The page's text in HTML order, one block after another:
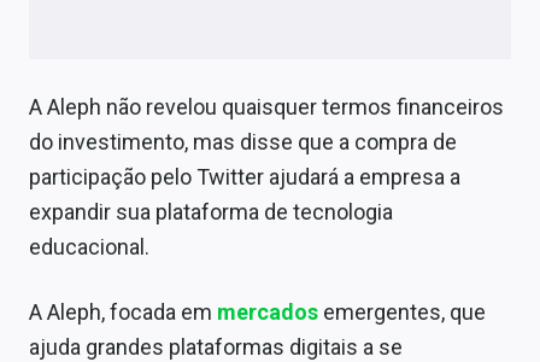
Conteúdo de Marca
Sobre
Expediente
A Aleph não revelou quaisquer termos financeiros
do investimento, mas disse que a compra de
participação pelo Twitter ajudará a empresa a
expandir sua plataforma de tecnologia
educacional.
A Aleph, focada em mercados emergentes, que
ajuda grandes plataformas digitais a se